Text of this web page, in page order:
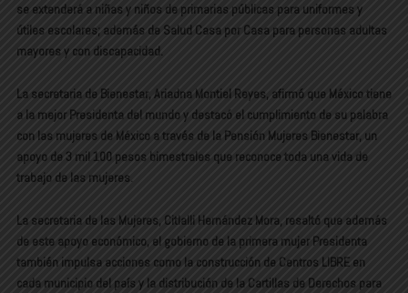
se extenderá a niñas y niños de primarias públicas para uniformes y
útiles escolares; además de Salud Casa por Casa para personas adultas
mayores y con discapacidad.
La secretaria de Bienestar, Ariadna Montiel Reyes, afirmó que México tiene
a la mejor Presidenta del mundo y destacó el cumplimiento de su palabra
con las mujeres de México a través de la Pensión Mujeres Bienestar, un
apoyo de 3 mil 100 pesos bimestrales que reconoce toda una vida de
trabajo de las mujeres.
La secretaria de las Mujeres, Citlalli Hernández Mora, resaltó que además
de este apoyo económico, el gobierno de la primera mujer Presidenta
también impulsa acciones como la construcción de Centros LIBRE en
cada municipio del país y la distribución de la Cartillas de Derechos para